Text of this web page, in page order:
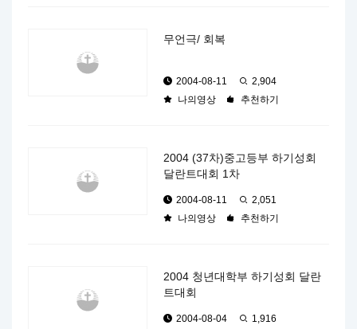
무언극/ 회복
2004-08-11
2,904
나의영상
추천하기
2004 (37차)중고등부 하기성회
달란트대회 1차
2004-08-11
2,051
나의영상
추천하기
2004 청년대학부 하기성회 달란
트대회
2004-08-04 1,916